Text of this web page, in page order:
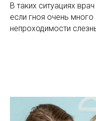
В таких ситуациях
если гноя очень много
непроходимости